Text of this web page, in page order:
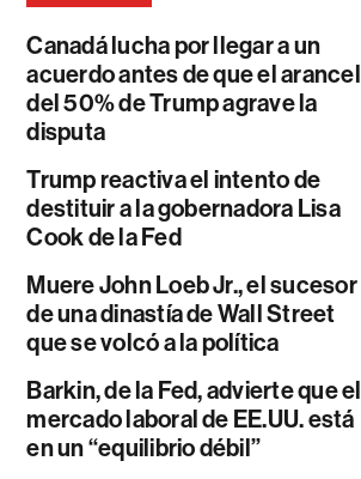
Canadá lucha por llegar a un
acuerdo antes de que el arancel
del 50% de Trump agrave la
disputa
Trump reactiva el intento de
destituir a la gobernadora Lisa
Cook de la Fed
Muere John Loeb Jr., el sucesor
de una dinastía de Wall Street
que se volcó a la política
Barkin, de la Fed, advierte que el
mercado laboral de EE.UU. está
en un “equilibrio débil”